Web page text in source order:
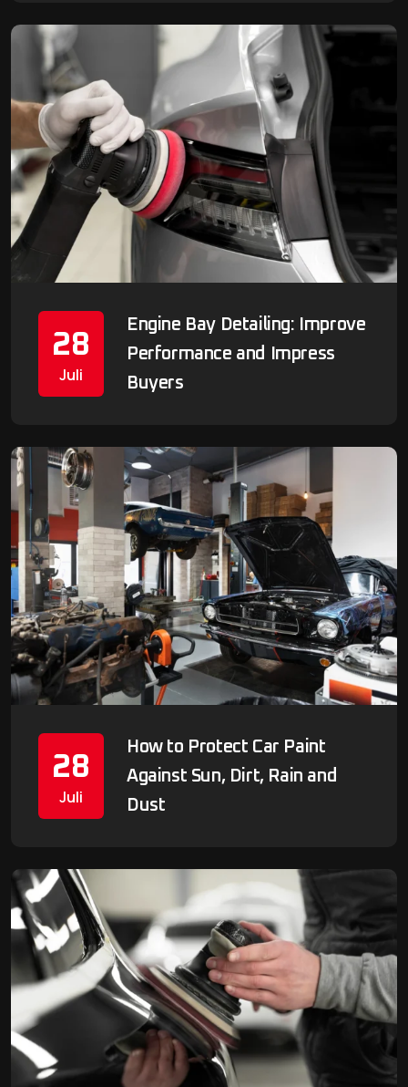
28
Juli
Engine Bay Detailing: Improve
Performance and Impress
Buyers
28
Juli
How to Protect Car Paint
Against Sun, Dirt, Rain and
Dust